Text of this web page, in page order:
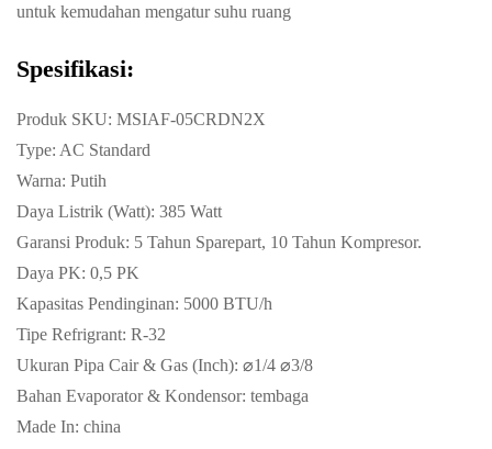
untuk kemudahan mengatur suhu ruang
Spesifikasi:
Produk SKU: MSIAF-05CRDN2X
Type: AC Standard
Warna: Putih
Daya Listrik (Watt): 385 Watt
Garansi Produk: 5 Tahun Sparepart, 10 Tahun Kompresor.
Daya PK: 0,5 PK
Kapasitas Pendinginan: 5000 BTU/h
Tipe Refrigrant: R-32
Ukuran Pipa Cair & Gas (Inch): ⌀1/4 ⌀3/8
Bahan Evaporator & Kondensor: tembaga
Made In: china